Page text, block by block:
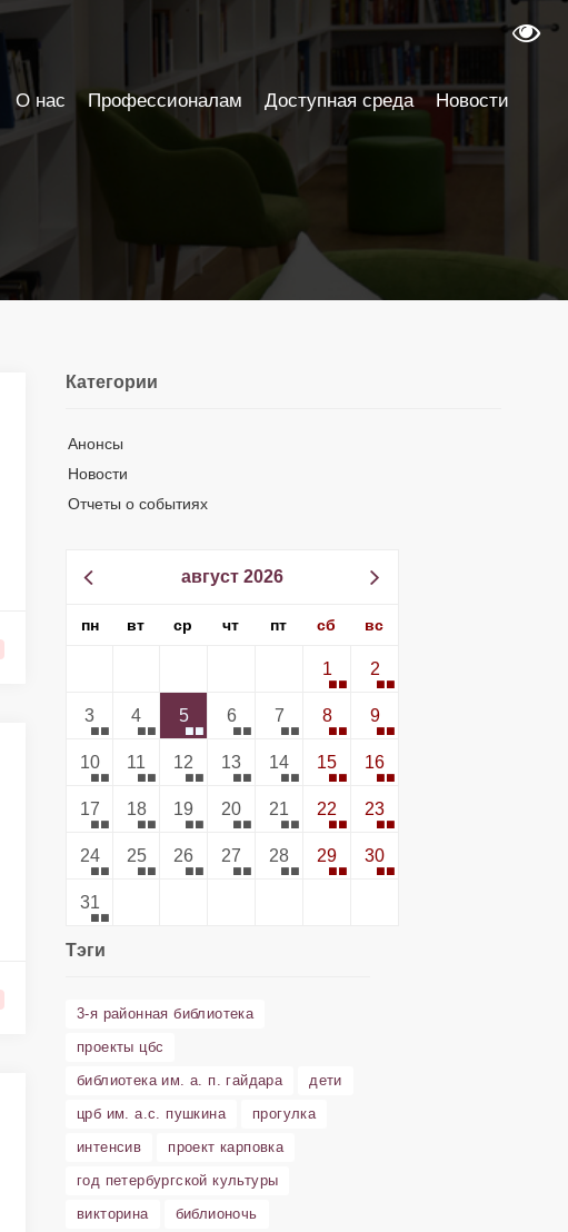
Категории
Анонсы
Новости
Отчеты о событиях
август 2026
пн вт ср чт пт сб вс
1 2
3 4 5 6 7 8 9
10 11 12 13 14 15 16
17 18 19 20 21 22 23
24 25 26 27 28 29 30
31
Тэги
3-я районная библиотека
проекты цбс
библиотека им. а. п. гайдара
дети
црб им. а.с. пушкина
прогулка
интенсив
проект карповка
год петербургской культуры
викторина
библионочь
О нас Профессионалам Доступная среда Новости